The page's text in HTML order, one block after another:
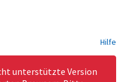
Hilfe
unterstützte Version